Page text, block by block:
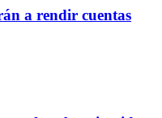
a rendir cuentas